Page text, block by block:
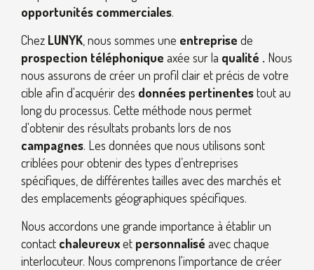
opportunités commerciales.
Chez LUNYK , nous sommes une entreprise de
prospection téléphonique axée sur la qualité . Nous
nous assurons de créer un profil clair et précis de votre
cible afin d'acquérir des données pertinentestout au
long du processus. Cette méthode nous permet
d'obtenir des résultats probants lors de nos
campagnes. Les données que nous utilisons sont
criblées pour obtenir des types d’entreprises
spécifiques, de différentes tailles avec des marchés et
des emplacements géographiques spécifiques.
Nous accordons une grande importance à établir un
contact chaleureuxet personnalisé avec chaque
interlocuteur. Nous comprenons l'importance de créer